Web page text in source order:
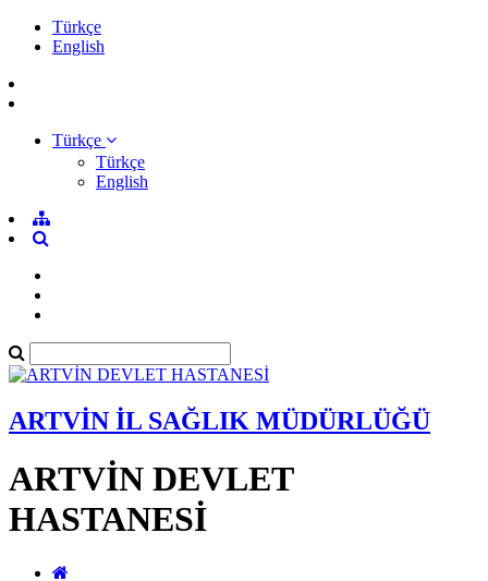
Türkçe
English
Türkçe
Türkçe
English
ARTVİN İL SAĞLIK MÜDÜRLÜĞÜ
ARTVİN DEVLET
HASTANESİ